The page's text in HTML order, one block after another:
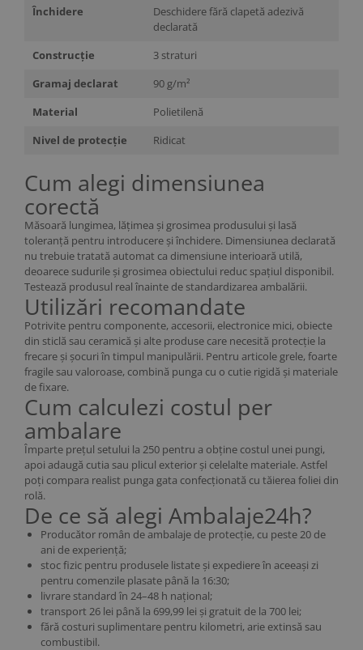
Închidere
Deschidere fără clapetă adezivă
declarată
Construcție
3 straturi
Gramaj declarat
90 g/m²
Material
Polietilenă
Nivel de protecție
Ridicat
Cum alegi dimensiunea
corectă
Măsoară lungimea, lățimea și grosimea produsului și lasă
toleranță pentru introducere și închidere. Dimensiunea declarată
nu trebuie tratată automat ca dimensiune interioară utilă,
deoarece sudurile și grosimea obiectului reduc spațiul disponibil.
Testează produsul real înainte de standardizarea ambalării.
Utilizări recomandate
Potrivite pentru componente, accesorii, electronice mici, obiecte
din sticlă sau ceramică și alte produse care necesită protecție la
frecare și șocuri în timpul manipulării. Pentru articole grele, foarte
fragile sau valoroase, combină punga cu o cutie rigidă și materiale
de fixare.
Cum calculezi costul per
ambalare
Împarte prețul setului la 250 pentru a obține costul unei pungi,
apoi adaugă cutia sau plicul exterior și celelalte materiale. Astfel
poți compara realist punga gata confecționată cu tăierea foliei din
rolă.
De ce să alegi Ambalaje24h?
Producător român de ambalaje de protecție, cu peste 20 de
ani de experiență;
stoc fizic pentru produsele listate și expediere în aceeași zi
pentru comenzile plasate până la 16:30;
livrare standard în 24–48 h național;
transport 26 lei până la 699,99 lei și gratuit de la 700 lei;
fără costuri suplimentare pentru kilometri, arie extinsă sau
combustibil.